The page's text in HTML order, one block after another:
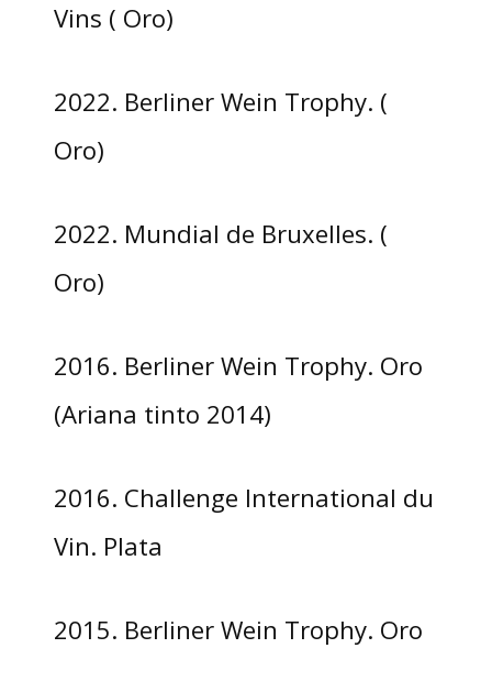
Vins ( Oro)
2022. Berliner Wein Trophy. (
Oro)
2022. Mundial de Bruxelles. (
Oro)
2016. Berliner Wein Trophy. Oro
(Ariana tinto 2014)
2016. Challenge International du
Vin. Plata
2015. Berliner Wein Trophy. Oro